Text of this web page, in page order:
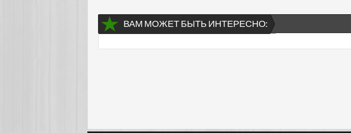
ВАМ МОЖЕТ БЫТЬ ИНТЕРЕСНО: